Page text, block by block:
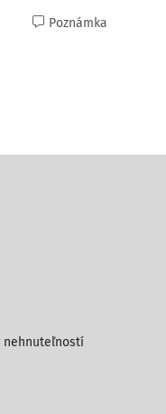
Poznámka
nehnuteľností